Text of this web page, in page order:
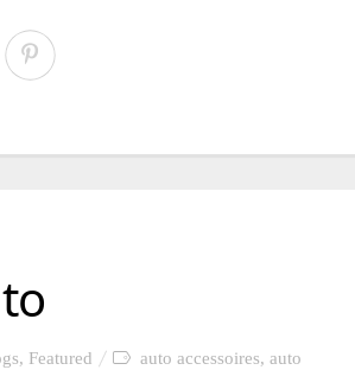
, Featured auto accessoires, auto